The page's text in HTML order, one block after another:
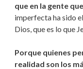
que en la gente
imperfecta ha sido
Dios, que es lo que
Porque quienes
realidad son los